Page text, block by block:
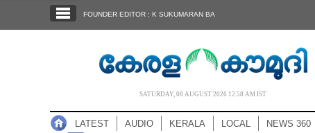
NOTIFIED NEWS
FOUNDER EDITOR : K SUKUMARAN BA
SATURDAY, 08 AUGUST 2026 12.58 AM IST
LATEST AUDIO KERALA LOCAL NEWS 360